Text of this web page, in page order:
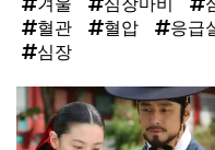
혈관
혈압 응급
심장
탑
라
인